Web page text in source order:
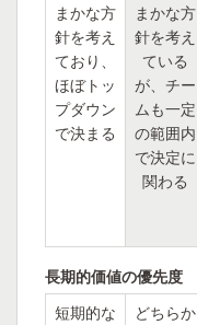
まかな方
針を考え
ており、
ほぼトッ
プダウン
で決まる
まかな方
針を考え
ている
が、チー
ムも一定
の範囲内
で決定に
関わる
長期的価値の優先度
短期的な
どちらか